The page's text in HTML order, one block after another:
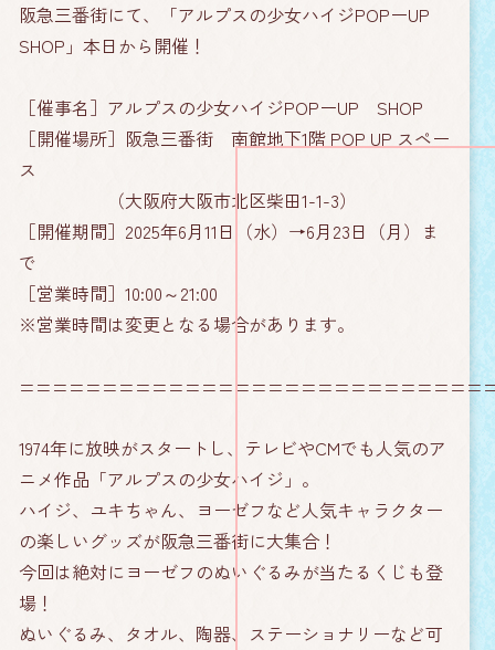
阪急三番街にて、「アルプスの少女ハイジPOPーUP
SHOP」本日から開催！
［催事名］アルプスの少女ハイジPOPーUP SHOP
［開催場所］阪急三番街 南館地下1階 POP UP スペー
ス
（大阪府大阪市北区柴田1-1-3）
［開催期間］2025年6月11日（水）→6月23日（月）ま
で
［営業時間］10:00～21:00
※営業時間は変更となる場合があります。
1974年に放映がスタートし、テレビやCMでも人気のア
ニメ作品「アルプスの少女ハイジ」。
ハイジ、ユキちゃん、ヨーゼフなど人気キャラクター
の楽しいグッズが阪急三番街に大集合！
今回は絶対にヨーゼフのぬいぐるみが当たるくじも登
場！
ぬいぐるみ、タオル、陶器、ステーショナリーなど可